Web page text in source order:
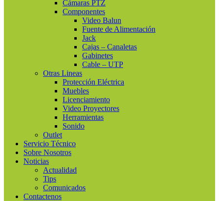
Cámaras PTZ
Componentes
Video Balun
Fuente de Alimentación
Jack
Cajas – Canaletas
Gabinetes
Cable – UTP
Otras Lineas
Protección Eléctrica
Muebles
Licenciamiento
Video Proyectores
Herramientas
Sonido
Outlet
Servicio Técnico
Sobre Nosotros
Noticias
Actualidad
Tips
Comunicados
Contactenos